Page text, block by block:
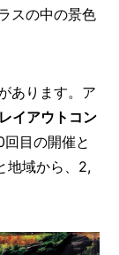
スの中の景色
あります。ア
イアウトコン
目の開催と
地域から、2,